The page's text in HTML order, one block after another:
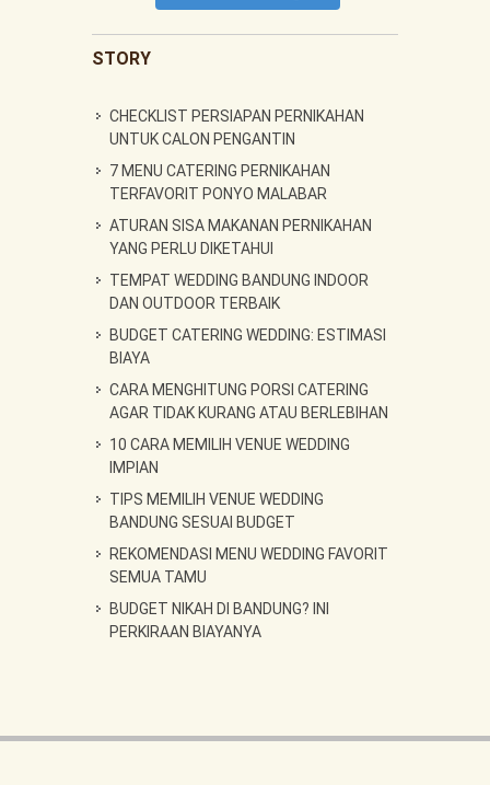
STORY
CHECKLIST PERSIAPAN PERNIKAHAN
UNTUK CALON PENGANTIN
7 MENU CATERING PERNIKAHAN
TERFAVORIT PONYO MALABAR
ATURAN SISA MAKANAN PERNIKAHAN
YANG PERLU DIKETAHUI
TEMPAT WEDDING BANDUNG INDOOR
DAN OUTDOOR TERBAIK
BUDGET CATERING WEDDING: ESTIMASI
BIAYA
CARA MENGHITUNG PORSI CATERING
AGAR TIDAK KURANG ATAU BERLEBIHAN
10 CARA MEMILIH VENUE WEDDING
IMPIAN
TIPS MEMILIH VENUE WEDDING
BANDUNG SESUAI BUDGET
REKOMENDASI MENU WEDDING FAVORIT
SEMUA TAMU
BUDGET NIKAH DI BANDUNG? INI
PERKIRAAN BIAYANYA